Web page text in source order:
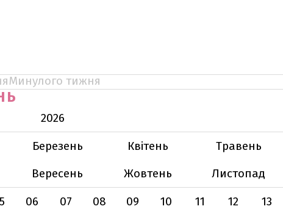
Минулого тижня
2026
Березень Квітень
Травень
Вересень Жовтень
Листопад
06 07 08 09 10 11 12
13